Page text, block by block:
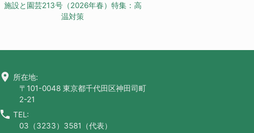
施設と園芸213号（2026年春）特集：高
温対策
location_on 所在地:
〒101-0048 東京都千代田区神田司町
2-21
call TEL:
03（3233）3581（代表）